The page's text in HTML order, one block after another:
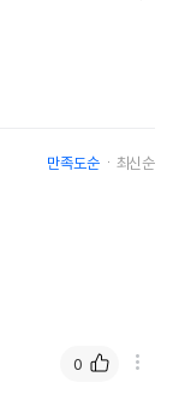
만족도순 최신순
0